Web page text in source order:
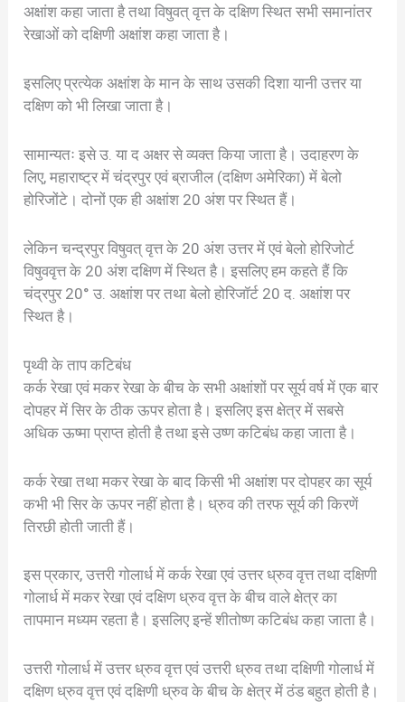
अक्षांश कहा जाता है तथा विषुवत् वृत्त के दक्षिण स्थित सभी समानांतर
रेखाओं को दक्षिणी अक्षांश कहा जाता है।
इसलिए प्रत्येक अक्षांश के मान के साथ उसकी दिशा यानी उत्तर या
दक्षिण को भी लिखा जाता है।
सामान्यतः इसे उ. या द अक्षर से व्यक्त किया जाता है। उदाहरण के
लिए, महाराष्ट्र में चंद्रपुर एवं ब्राजील (दक्षिण अमेरिका) में बेलो
होरिजोंटे। दोनों एक ही अक्षांश 20 अंश पर स्थित हैं।
लेकिन चन्द्रपुर विषुवत् वृत्त के 20 अंश उत्तर में एवं बेलो होरिजोर्ट
विषुववृत्त के 20 अंश दक्षिण में स्थित है। इसलिए हम कहते हैं कि
चंद्रपुर 20° उ. अक्षांश पर तथा बेलो होरिजॉर्ट 20 द. अक्षांश पर
स्थित है।
पृथ्वी के ताप कटिबंध
कर्क रेखा एवं मकर रेखा के बीच के सभी अक्षांशों पर सूर्य वर्ष में एक बार
दोपहर में सिर के ठीक ऊपर होता है। इसलिए इस क्षेत्र में सबसे
अधिक ऊष्मा प्राप्त होती है तथा इसे उष्ण कटिबंध कहा जाता है।
कर्क रेखा तथा मकर रेखा के बाद किसी भी अक्षांश पर दोपहर का सूर्य
कभी भी सिर के ऊपर नहीं होता है। ध्रुव की तरफ सूर्य की किरणें
तिरछी होती जाती हैं।
इस प्रकार, उत्तरी गोलार्ध में कर्क रेखा एवं उत्तर ध्रुव वृत्त तथा दक्षिणी
गोलार्ध में मकर रेखा एवं दक्षिण ध्रुव वृत्त के बीच वाले क्षेत्र का
तापमान मध्यम रहता है। इसलिए इन्हें शीतोष्ण कटिबंध कहा जाता है।
उत्तरी गोलार्ध में उत्तर ध्रुव वृत्त एवं उत्तरी ध्रुव तथा दक्षिणी गोलार्ध में
दक्षिण ध्रुव वृत्त एवं दक्षिणी ध्रुव के बीच के क्षेत्र में ठंड बहुत होती है।